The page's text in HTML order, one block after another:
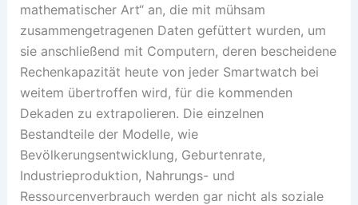
mathematischer Art“ an, die mit mühsam
zusammengetragenen Daten gefüttert wurden, um
sie anschließend mit Computern, deren bescheidene
Rechenkapazität heute von jeder Smartwatch bei
weitem übertroffen wird, für die kommenden
Dekaden zu extrapolieren. Die einzelnen
Bestandteile der Modelle, wie
Bevölkerungsentwicklung, Geburtenrate,
Industrieproduktion, Nahrungs- und
Ressourcenverbrauch werden gar nicht als soziale